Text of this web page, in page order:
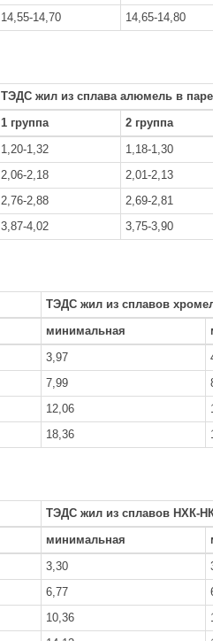
14,55-14,70 14,65-14,80
ТЭДС жил из сплава алюмель в
1 группа
2 группа
1,20-1,32
1,18-1,30
2,06-2,18
2,01-2,13
2,76-2,88
2,69-2,81
3,87-4,02 3,75-3,90
ТЭДС жил из сплавов
минимальная
3,97
7,99
12,06
18,36
ТЭДС жил из сплавов НХК-
минимальная
3,30
6,77
10,36